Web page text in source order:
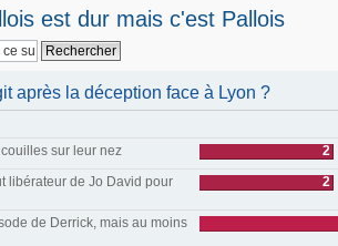
est dur mais c'est Pallois
après la déception face à Lyon ?
sur leur nez 2
libérateur de Jo David pour
2
de Derrick, mais au moins